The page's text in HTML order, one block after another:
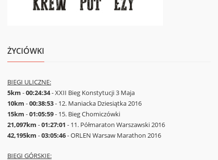
ŻYCIÓWKI
BIEGI ULICZNE:
5km -00:24:34- XXII Bieg Konstytucji 3 Maja
10km -00:38:53- 12. Maniacka Dziesiątka 2016
15km -01:05:59- 15. Bieg Chomiczówki
21,097km -01:27:01 - 11. Półmaraton Warszawski 2016
42,195km -03:05:46- ORLEN Warsaw Marathon 2016
BIEGI GÓRSKIE: